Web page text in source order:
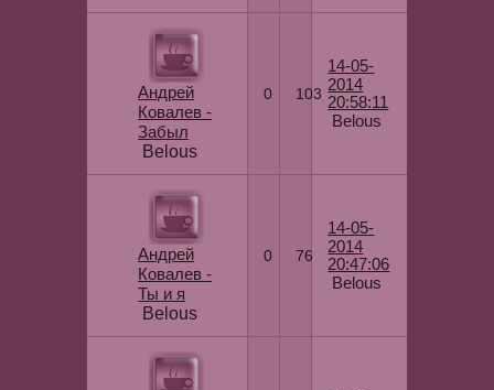
Андрей
Ковалев -
Забыл
Belous
0 103
14-05-
2014
20:58:11
Belous
Андрей
Ковалев -
Ты и я
Belous
0 76
14-05-
2014
20:47:06
Belous